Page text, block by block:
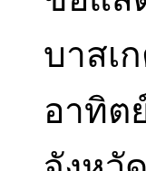
บาสเ
อาทิต